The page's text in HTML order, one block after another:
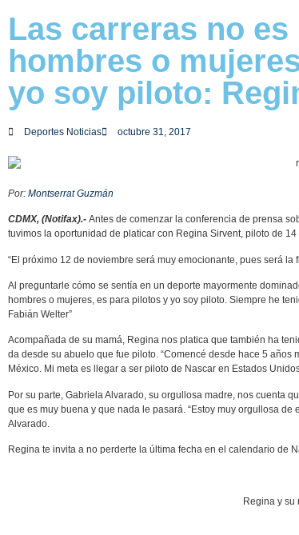
Las carreras no
hombres o
yo soy piloto:
Deportes Noticias octubre 31, 2017
Por: Montserrat Guzmán
CDMX, (Notifax).- Antes de comenzar la conferencia de prensa
tuvimos la oportunidad de platicar con Regina Sirvent, piloto de
“El próximo 12 de noviembre será muy emocionante, pues será
Al preguntarle cómo se sentía en un deporte mayormente
hombres o mujeres, es para pilotos y yo soy piloto. Siempre he
Fabián Welter”
Acompañada de su mamá, Regina nos platica que también ha
da desde su abuelo que fue piloto. “Comencé desde hace 5
México. Mi meta es llegar a ser piloto de Nascar en Estados
Por su parte, Gabriela Alvarado, su orgullosa madre, nos cuenta
que es muy buena y que nada le pasará. “Estoy muy orgullosa
Alvarado.
Regina te invita a no perderte la última fecha en el calendario de
Regina y su